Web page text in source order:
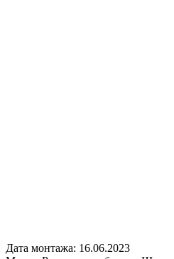
Дата монтажа: 16.06.2023